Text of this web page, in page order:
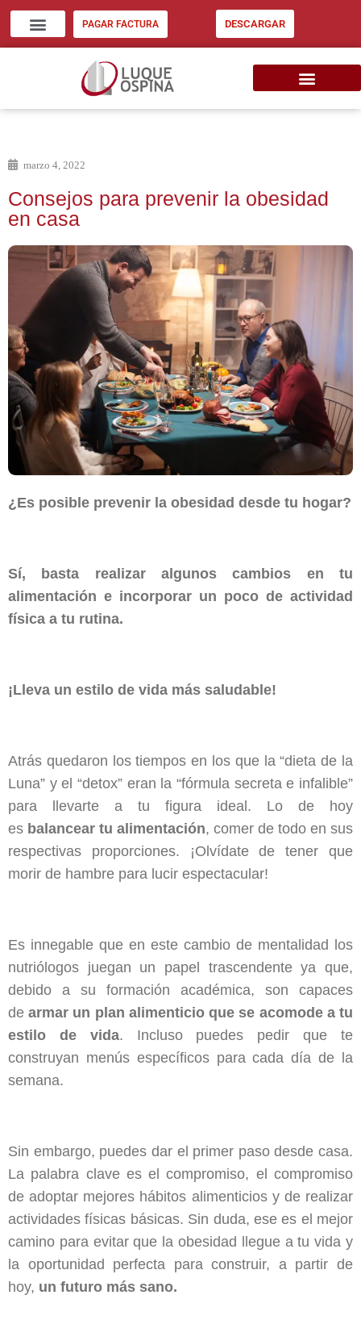
PAGAR FACTURA DESCARGAR
marzo 4, 2022
Consejos para prevenir la obesidad
en casa
¿Es posible prevenir la obesidad desde tu hogar?
Sí, basta realizar algunos cambios en tu
alimentación e incorporar un poco de actividad
física a tu rutina.
¡Lleva un estilo de vida más saludable!
Atrás quedaron los tiempos en los que la “dieta de la
Luna” y el “detox” eran la “fórmula secreta e infalible”
para llevarte a tu figura ideal. Lo de hoy
es balancear tu alimentación, comer de todo en sus
respectivas proporciones. ¡Olvídate de tener que
morir de hambre para lucir espectacular!
Es innegable que en este cambio de mentalidad los
nutriólogos juegan un papel trascendente ya que,
debido a su formación académica, son capaces
de armar un plan alimenticio que se acomode a tu
estilo de vida. Incluso puedes pedir que te
construyan menús específicos para cada día de la
semana.
Sin embargo, puedes dar el primer paso desde casa.
La palabra clave es el compromiso, el compromiso
de adoptar mejores hábitos alimenticios y de realizar
actividades físicas básicas. Sin duda, ese es el mejor
camino para evitar que la obesidad llegue a tu vida y
la oportunidad perfecta para construir, a partir de
hoy, un futuro más sano.